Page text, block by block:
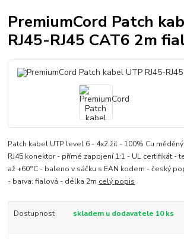
PremiumCord Patch
RJ45-RJ45 CAT6 2m
Patch kabel UTP level 6 - 4x2 žil - 100% Cu
RJ45 konektor - přímé zapojení 1:1 - UL certifikát -
až +60°C - baleno v sáčku s EAN kodem - český
- barva: fialová - délka 2m celý popis
Dostupnost skladem u dodavatele 10 ks